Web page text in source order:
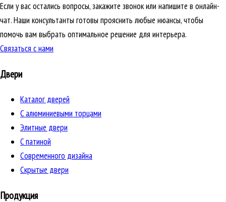
Если у вас остались вопросы, закажите звонок или напишите в онлайн-
чат. Наши консультанты готовы прояснить любые нюансы, чтобы
помочь вам выбрать оптимальное решение для интерьера.
Связаться с нами
Двери
Каталог дверей
C алюминиевыми торцами
Элитные двери
C патиной
Cовременного дизайна
Скрытые двери
Продукция